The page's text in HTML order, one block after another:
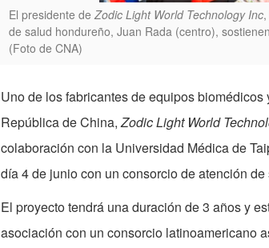
El presidente deZodic Light World Technology Inc
de salud hondureño, Juan Rada (centro),
(Foto de CNA)
Uno de los fabricantes de equipos
República de China,Zodic Light World
colaboración con la Universidad Médica de
día 4 de junio con un consorcio de atención
El proyecto tendrá una duración de 3 años y
asociación con un consorcio latinoamericano